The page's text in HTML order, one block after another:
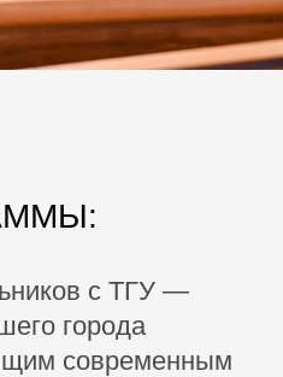
с ТГУ —
города
современным